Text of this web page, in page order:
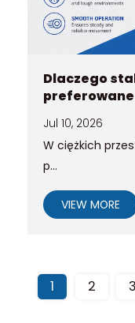
Dlaczego
Jul 10, 2026
W ciężkich
p...
VIEW MORE
1 2 3